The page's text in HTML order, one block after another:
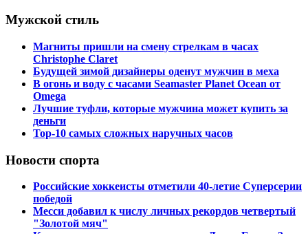
Мужской стиль
Магниты пришли на смену стрелкам в часах
Christophe Claret
Будущей зимой дизайнеры оденут мужчин в меха
В огонь и воду с часами Seamaster Planet Ocean от
Omega
Лучшие туфли, которые мужчина может купить за
деньги
Top-10 самых сложных наручных часов
Новости спорта
Российские хоккеисты отметили 40-летие Суперсерии
победой
Месси добавил к числу личных рекордов четвертый
"Золотой мяч"